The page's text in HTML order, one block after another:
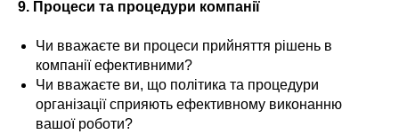
9. Процеси та процедури компанії
Чи вважаєте ви процеси прийняття рішень в
компанії ефективними?
Чи вважаєте ви, що політика та процедури
організації сприяють ефективному виконанню
вашої роботи?